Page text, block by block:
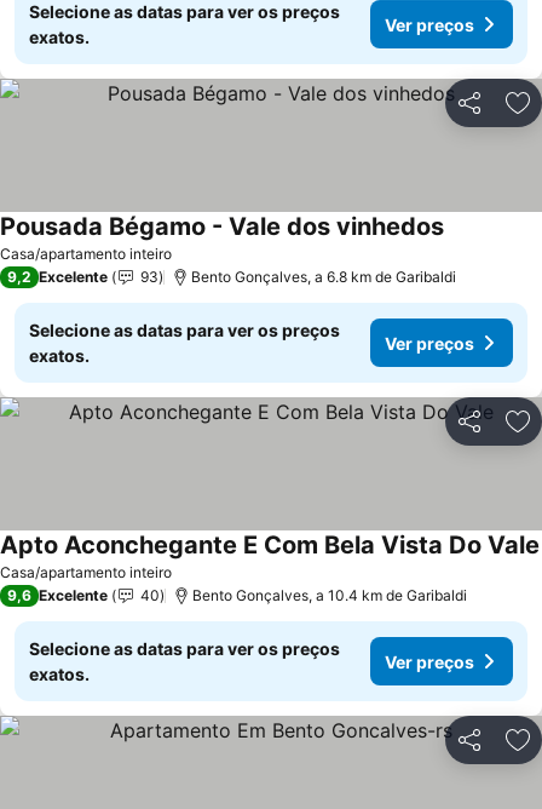
Selecione as datas para ver os preços
exatos.
Ver preços
Partilhar
Casa/apartamento inteiro
Pousada Bégamo - Vale dos vinhedos
9,2 Excelente 93 Bento Gonçalves, a 6.8 km de Garibaldi
Selecione as datas para ver os preços
exatos.
Ver preços
Partilhar
Casa/apartamento inteiro
Apto Aconchegante E Com Bela Vista Do Vale
9,6 Excelente 40 Bento Gonçalves, a 10.4 km de Garibaldi
Selecione as datas para ver os preços
exatos.
Ver preços
Partilhar